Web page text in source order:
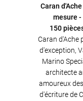
Caran
mesure
150
Caran d'Ache
d'exception,
Marino
architecte
amoureux
d'écriture de